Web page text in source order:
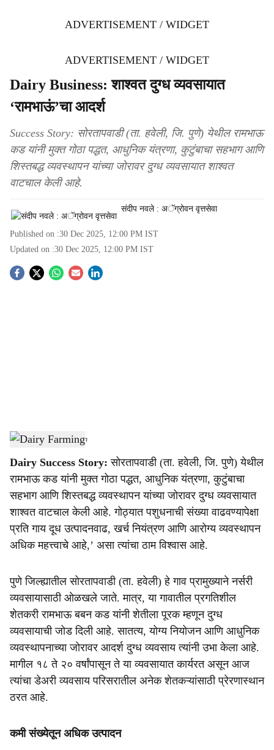
ADVERTISEMENT / WIDGET
ADVERTISEMENT / WIDGET
Dairy Business: शाश्‍वत दुग्ध व्यवसायात
‘रामभाऊं’चा आदर्श
Success Story: सोरतापवाडी (ता. हवेली, जि. पुणे) येथील रामभाऊ
कड यांनी मुक्त गोठा पद्धत, आधुनिक यंत्रणा, कुटुंबाचा सहभाग आणि
शिस्तबद्ध व्यवस्थापन यांच्या जोरावर दुग्ध व्यवसायात शाश्वत
वाटचाल केली आहे.
संदीप नवले : अॅग्रोवन वृत्तसेवा
Published on :30 Dec 2025, 12:00 PM IST
Updated on :30 Dec 2025, 12:00 PM IST
S
a
r
e
Dairy Farming-Agrowon
Dairy Success Story: सोरतापवाडी (ता. हवेली, जि. पुणे) येथील
रामभाऊ कड यांनी मुक्त गोठा पद्धत, आधुनिक यंत्रणा, कुटुंबाचा
सहभाग आणि शिस्तबद्ध व्यवस्थापन यांच्या जोरावर दुग्ध व्यवसायात
शाश्वत वाटचाल केली आहे. गोठ्यात पशुधनाची संख्या वाढवण्यापेक्षा
प्रति गाय दूध उत्पादनवाढ, खर्च नियंत्रण आणि आरोग्य व्यवस्थापन
अधिक महत्त्वाचे आहे,’ असा त्यांचा ठाम विश्वास आहे.
पुणे जिल्ह्यातील सोरतापवाडी (ता. हवेली) हे गाव प्रामुख्याने नर्सरी
व्यवसायासाठी ओळखले जाते. मात्र, या गावातील प्रगतिशील
शेतकरी रामभाऊ बबन कड यांनी शेतीला पूरक म्हणून दुग्ध
व्यवसायाची जोड दिली आहे. सातत्य, योग्य नियोजन आणि आधुनिक
व्यवस्थापनाच्या जोरावर आदर्श दुग्ध व्यवसाय त्यांनी उभा केला आहे.
मागील १८ ते २० वर्षांपासून ते या व्यवसायात कार्यरत असून आज
त्यांचा डेअरी व्यवसाय परिसरातील अनेक शेतकऱ्यांसाठी प्रेरणास्थान
ठरत आहे.
कमी संख्येतून अधिक उत्पादन